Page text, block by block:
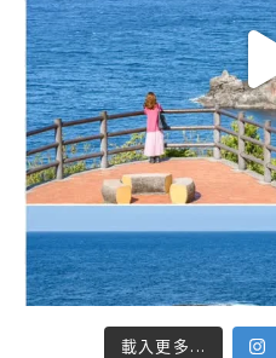
載入更多...